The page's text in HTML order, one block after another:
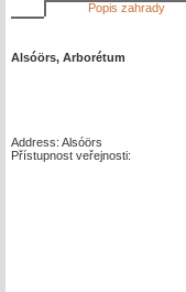
Popis zahrady
Alsóörs, Arborétum
Address: Alsóörs
Přístupnost veřejnosti: